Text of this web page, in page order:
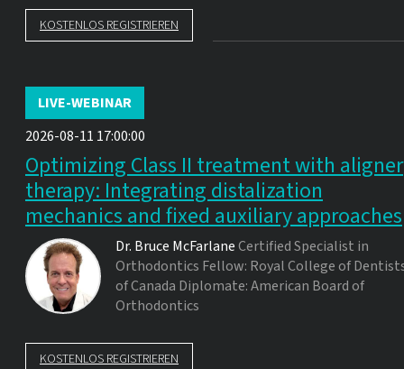
KOSTENLOS REGISTRIEREN
LIVE-WEBINAR
2026-08-11 17:00:00
Optimizing Class II treatment with aligner
therapy: Integrating distalization
mechanics and fixed auxiliary approaches
Dr. Bruce McFarlaneCertified Specialist in
Orthodontics Fellow: Royal College of
of Canada Diplomate: American Board of
Orthodontics
KOSTENLOS REGISTRIEREN